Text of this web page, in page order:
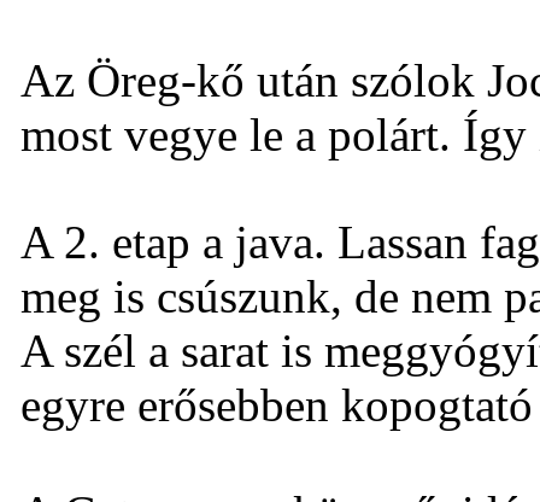
Az Öreg-kő után szólok
most vegye le a polárt. Így
A 2. etap a java. Lassan
meg is csúszunk, de nem
A szél a sarat is
egyre erősebben